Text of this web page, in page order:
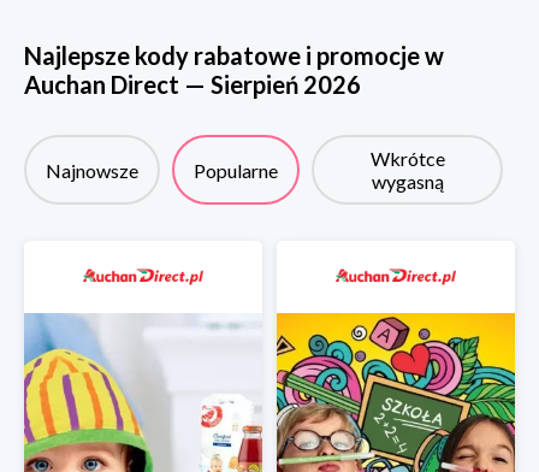
Najlepsze kody rabatowe i promocje w
Auchan Direct — Sierpień 2026
Najnowsze Popularne
Wkrótce
wygasną